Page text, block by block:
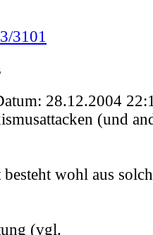
3101
28.12.2004
(und
besteht wohl aus
(vgl.